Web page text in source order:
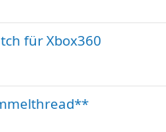
für Xbox360